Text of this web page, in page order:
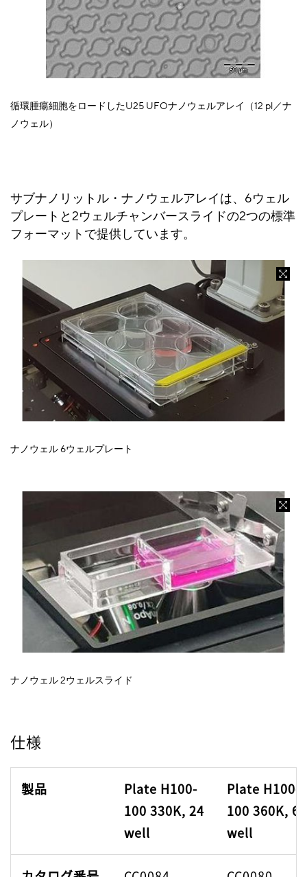
循環腫瘍細胞をロードしたU25 UFOナノウェルアレイ（12 pl／ナ
ノウェル）
サブナノリットル・ナノウェルアレイは、6ウェル
プレートと2ウェルチャンバースライドの2つの標準
フォーマットで提供しています。
ナノウェル 6ウェルプレート
ナノウェル 2ウェルスライド
仕様
製品
Plate H100-
100 330K, 24
well
Plate H100-
100 360K, 6
well